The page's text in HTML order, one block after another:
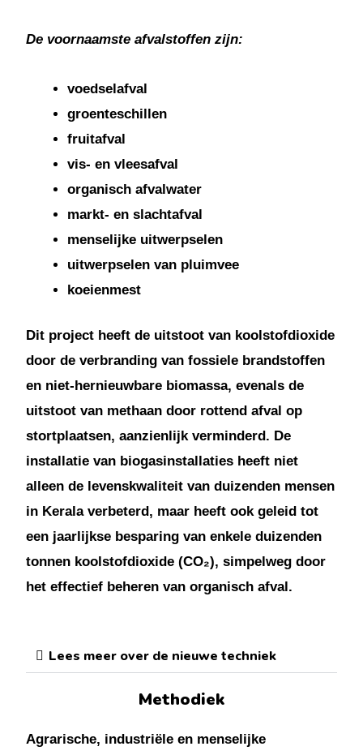
De voornaamste afvalstoffen zijn:
voedselafval
groenteschillen
fruitafval
vis- en vleesafval
organisch afvalwater
markt- en slachtafval
menselijke uitwerpselen
uitwerpselen van pluimvee
koeienmest
Dit project heeft de uitstoot van koolstofdioxide
door de verbranding van fossiele brandstoffen
en niet-hernieuwbare biomassa, evenals de
uitstoot van methaan door rottend afval op
stortplaatsen, aanzienlijk verminderd. De
installatie van biogasinstallaties heeft niet
alleen de levenskwaliteit van duizenden mensen
in Kerala verbeterd, maar heeft ook geleid tot
een jaarlijkse besparing van enkele duizenden
tonnen koolstofdioxide (CO₂), simpelweg door
het effectief beheren van organisch afval.
Lees meer over de nieuwe techniek
Methodiek
Agrarische, industriële en menselijke